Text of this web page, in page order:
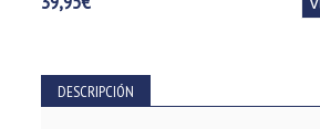
DESCRIPCIÓN